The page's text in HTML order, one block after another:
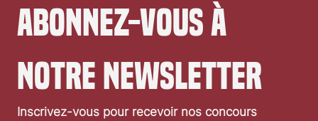
Abonnez-vous à
notre newsletter
Inscrivez-vous pour recevoir nos concours